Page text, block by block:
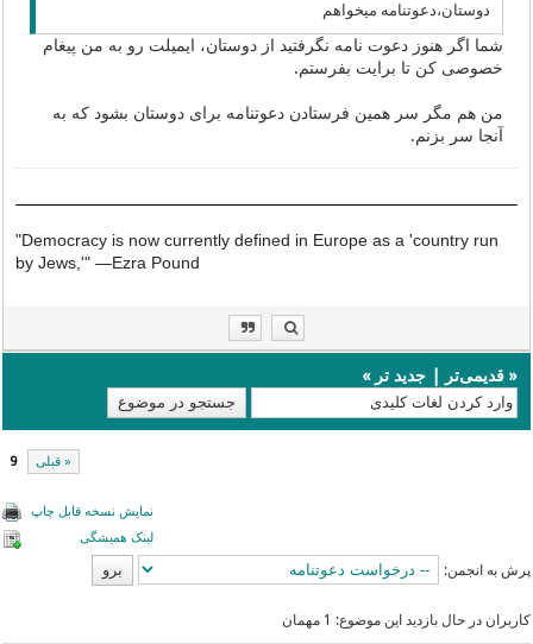
دوستان،دعوتنامه میخواهم
شما اگر هنوز دعوت نامه نگرفتید از دوستان، ایمیلت رو به من پیغام
خصوصی کن تا برایت بفرستم.
من هم مگر سر همین فرستادن دعوتنامه برای دوستان بشود که به
آنجا سر بزنم.
"Democracy is now currently defined in Europe as a 'country run
by Jews,'"—Ezra Pound
«قدیمی‌تر |جدید تر »
« قبلی 9
نمایش نسخه قابل چاپ
لینک همیشگی
پرش به انجمن:
کاربران در حال بازدید این موضوع: 1 مهمان